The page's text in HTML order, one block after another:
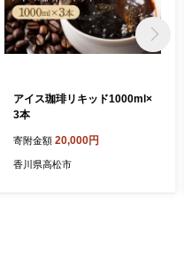
アイス珈琲リキッド1000ml×
3本
寄附金額 20,000円
香川県高松市